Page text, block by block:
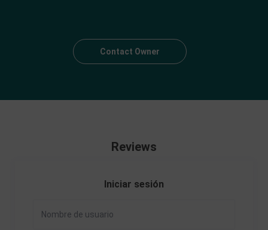
Contact Owner
Reviews
Iniciar sesión